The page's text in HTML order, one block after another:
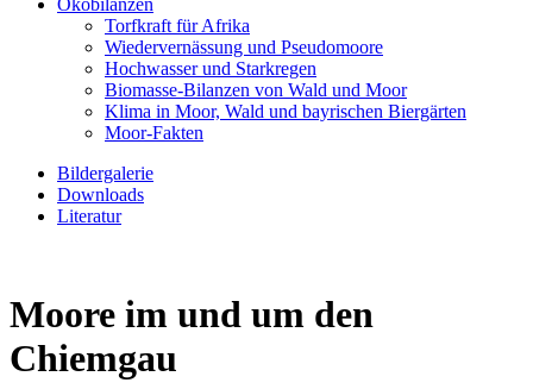
Ökobilanzen
Torfkraft für Afrika
Wiedervernässung und Pseudomoore
Hochwasser und Starkregen
Biomasse-Bilanzen von Wald und Moor
Klima in Moor, Wald und bayrischen Biergärten
Moor-Fakten
Bildergalerie
Downloads
Literatur
Moore im und um den
Chiemgau